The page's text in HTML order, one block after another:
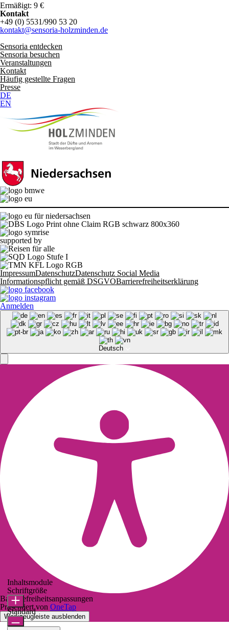
Ermäßigt: 9 €
Kontakt
+49 (0) 5531/990 53 20
kontakt@sensoria-holzminden.de
Sensoria entdecken
Sensoria besuchen
Veranstaltungen
Kontakt
Häufig gestellte Fragen
Presse
DE
EN
supported by
ImpressumDatenschutzDatenschutz Social Media
Informationspflicht gemäß DSGVOBarrierefreiheitserklärung
Anmelden
Deutsch
Barrierefreiheitsanpassungen
Präsentiert von OneTap
Werkzeugleiste ausblenden
Inhaltsmodule
Schriftgröße
Standard